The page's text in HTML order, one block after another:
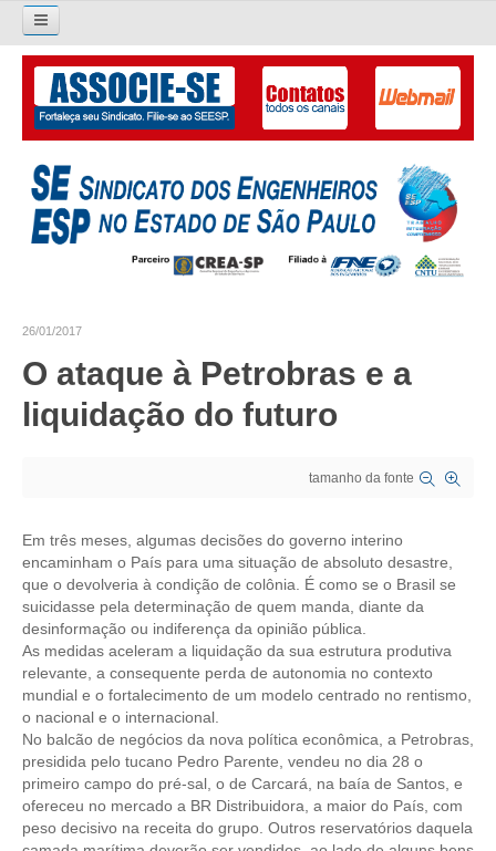
Pesquisar...
O SINDICATO
APRESENTAÇÃO
PALAVRA DO PRESIDENTE
SUBSEDES SINDICAIS
CRESCE BRASIL
CONSELHO TECNOLÓGICO
HISTÓRICO E ATUAÇÃO
COMPOSIÇÃO
CONSELHOS ASSESSORES
PERSONALIDADES DA TECNOLOGIA
NÚCLEO DA MULHER ENGENHEIRA
26/01/2017
O ataque à Petrobras e a
liquidação do futuro
tamanho da fonte
Em três meses, algumas decisões do governo interino
encaminham o País para uma situação de absoluto desastre,
que o devolveria à condição de colônia. É como se o Brasil se
suicidasse pela determinação de quem manda, diante da
desinformação ou indiferença da opinião pública.
As medidas aceleram a liquidação da sua estrutura produtiva
relevante, a consequente perda de autonomia no contexto
mundial e o fortalecimento de um modelo centrado no rentismo,
o nacional e o internacional.
No balcão de negócios da nova política econômica, a Petrobras,
presidida pelo tucano Pedro Parente, vendeu no dia 28 o
primeiro campo do pré-sal, o de Carcará, na baía de Santos, e
ofereceu no mercado a BR Distribuidora, a maior do País, com
peso decisivo na receita do grupo. Outros reservatórios daquela